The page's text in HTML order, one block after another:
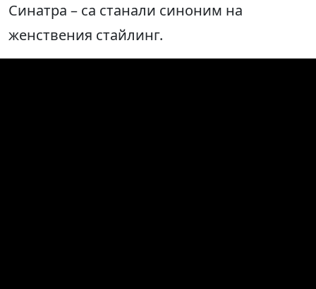
Синатра – са станали синоним на
женствения стайлинг.